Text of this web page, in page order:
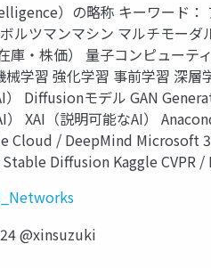
）の略称 キーワード
ルツマンマシン マルチモー
・株価） 量子コンピュー
学習 強化学習 事前学習 深
Diffusionモデル GAN
XAI（説明可能なAI）
Cloud / DeepMind
Diffusion Kaggle CVPR /
@xinsuzuki